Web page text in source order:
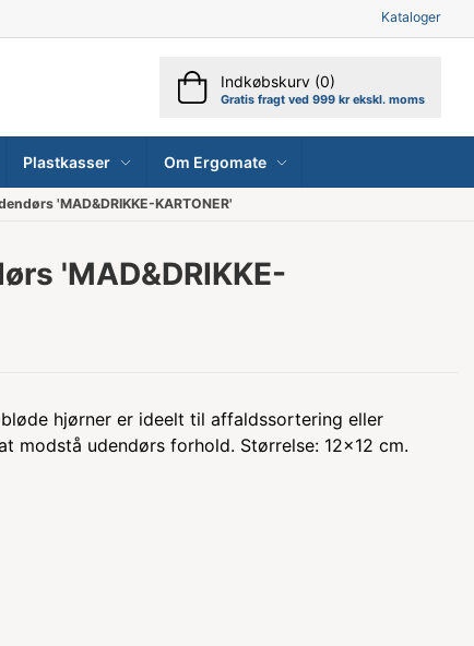
Kataloger
Indkøbskurv (0)
Gratis fragt ved 999 kr ekskl. moms
Plastkasser Om Ergomate
'MAD&DRIKKE-KARTONER'
'MAD&DRIKKE-
hjørner er ideelt til affaldssortering eller
modstå udendørs forhold. Størrelse: 12x12 cm.